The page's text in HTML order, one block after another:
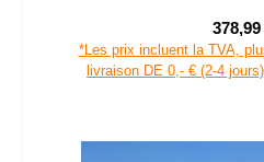
378,99
*Les prix incluent la TVA,
livraison DE 0,- € (2-4